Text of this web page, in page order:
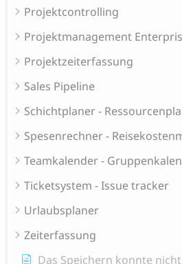
Projektcontrolling
Projektmanagement
Projektzeiterfassung
Sales Pipeline
Schichtplaner -
Spesenrechner -
Teamkalender -
Ticketsystem - Issue tracker
Urlaubsplaner
Zeiterfassung
Das Speichern konnte